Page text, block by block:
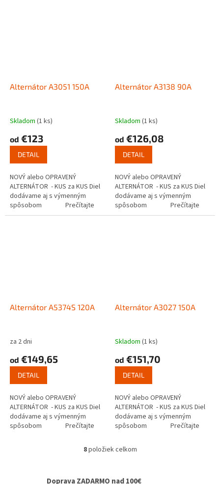
Alternátor A3051 150A
Skladom (1 ks)
od €123
DETAIL
NOVÝ alebo OPRAVENÝ
ALTERNÁTOR - KUS za KUS Diel
dodávame aj s výmenným
spôsobom Prečítajte
si ako...
Alternátor A3138 90A
Skladom (1 ks)
od €126,08
DETAIL
NOVÝ alebo OPRAVENÝ
ALTERNÁTOR - KUS za KUS Diel
dodávame aj s výmenným
spôsobom Prečítajte
si ako...
Alternátor A5374S 120A
za 2 dni
od €149,65
DETAIL
NOVÝ alebo OPRAVENÝ
ALTERNÁTOR - KUS za KUS Diel
dodávame aj s výmenným
spôsobom Prečítajte
Alternátor A3027 150A
Skladom (1 ks)
od €151,70
DETAIL
NOVÝ alebo OPRAVENÝ
ALTERNÁTOR - KUS za KUS Diel
dodávame aj s výmenným
spôsobom Prečítajte
O
á
8položiek celkom
Doprava ZADARMO nad 100€